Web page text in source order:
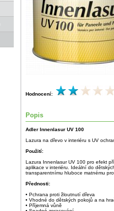
Hodnocení:
Popis
Adler Innenlasur UV 100
Lazura na dřevo v interiéru s UV
Použití:
Lazura Innenlasur UV 100 pro efekt
aplikace v interiéru. Ideální do
transparentnímu hluboce matnému
Přednosti:
• Pchrana proti žloutnutí dřeva
• Vhodné do dětských pokojů a na
• Příjemná vůně